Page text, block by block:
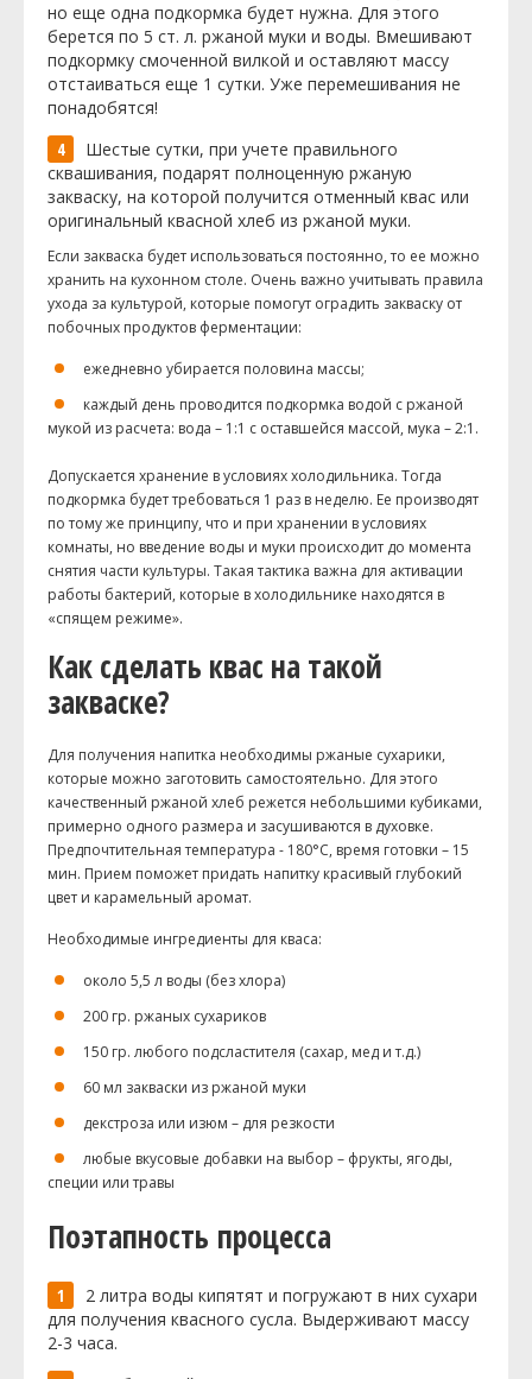
но еще одна подкормка будет нужна. Для этого
берется по 5 ст. л. ржаной муки и воды. Вмешивают
подкормку смоченной вилкой и оставляют массу
отстаиваться еще 1 сутки. Уже перемешивания не
понадобятся!
Шестые сутки, при учете правильного
сквашивания, подарят полноценную ржаную
закваску, на которой получится отменный квас или
оригинальный квасной хлеб из ржаной муки.
Если закваска будет использоваться постоянно, то ее можно
хранить на кухонном столе. Очень важно учитывать правила
ухода за культурой, которые помогут оградить закваску от
побочных продуктов ферментации:
ежедневно убирается половина массы;
каждый день проводится подкормка водой с ржаной
мукой из расчета: вода – 1:1 с оставшейся массой, мука – 2:1.
Допускается хранение в условиях холодильника. Тогда
подкормка будет требоваться 1 раз в неделю. Ее производят
по тому же принципу, что и при хранении в условиях
комнаты, но введение воды и муки происходит до момента
снятия части культуры. Такая тактика важна для активации
работы бактерий, которые в холодильнике находятся в
«спящем режиме».
Как сделать квас на такой
закваске?
Для получения напитка необходимы ржаные сухарики,
которые можно заготовить самостоятельно. Для этого
качественный ржаной хлеб режется небольшими кубиками,
примерно одного размера и засушиваются в духовке.
Предпочтительная температура - 180°C, время готовки – 15
мин. Прием поможет придать напитку красивый глубокий
цвет и карамельный аромат.
Необходимые ингредиенты для кваса:
около 5,5 л воды (без хлора)
200 гр. ржаных сухариков
150 гр. любого подсластителя (сахар, мед и т.д.)
60 мл закваски из ржаной муки
декстроза или изюм – для резкости
любые вкусовые добавки на выбор – фрукты, ягоды,
специи или травы
Поэтапность процесса
2 литра воды кипятят и погружают в них сухари
для получения квасного сусла. Выдерживают массу
2-3 часа.